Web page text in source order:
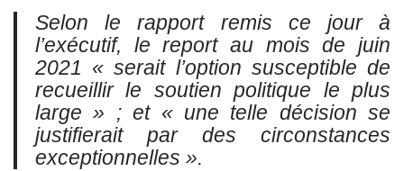
Selon le rapport remis ce jour à
l’exécutif, le report au mois de juin
2021 « serait l’option susceptible de
recueillir le soutien politique le plus
large » ;et « une telle décision se
justifierait par des circonstances
exceptionnelles ».